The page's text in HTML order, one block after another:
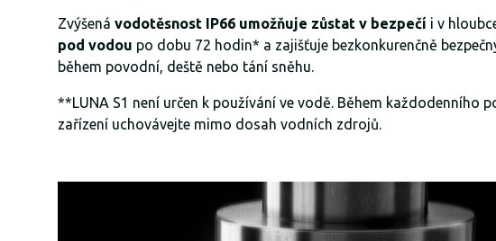
Zvýšená vodotěsnost IP66 umožňuje zůstat v bezpečí i v
pod vodou po dobu 72 hodin* a zajišťuje bezkonkurenčně
během povodní, deště nebo tání sněhu.
**LUNA S1 není určen k používání ve vodě. Během každodenního
zařízení uchovávejte mimo dosah vodních zdrojů.